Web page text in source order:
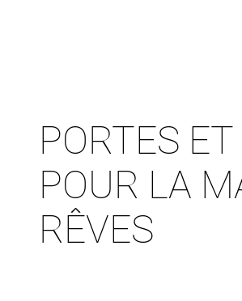
PORTES
POUR LA
RÊVES